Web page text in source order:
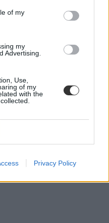
of my
my
Advertising.
Use,
of my
with the
Privacy Policy